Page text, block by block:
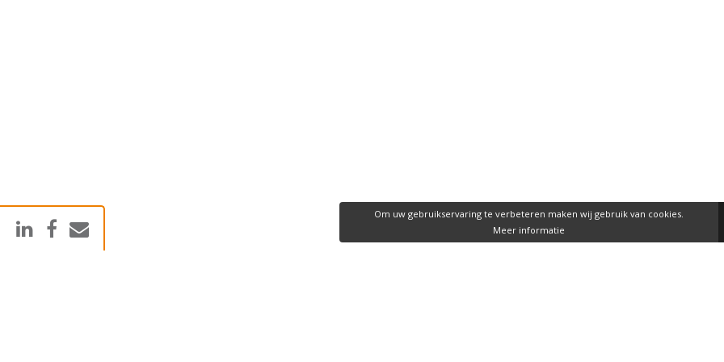
Om uw gebruikservaring te verbeteren maken wij gebruik van cookies.
Meer informatie